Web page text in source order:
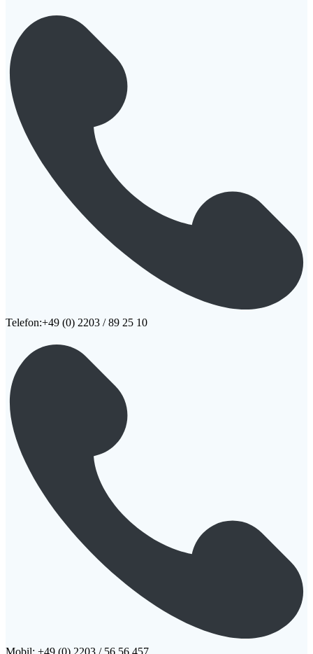
Telefon:+49 (0) 2203 / 89 25 10
Mobil: +49 (0) 2203 / 56 56 457